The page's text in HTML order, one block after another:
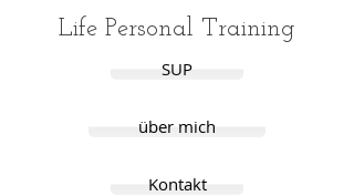
Life Personal Training
SUP
über mich
Kontakt